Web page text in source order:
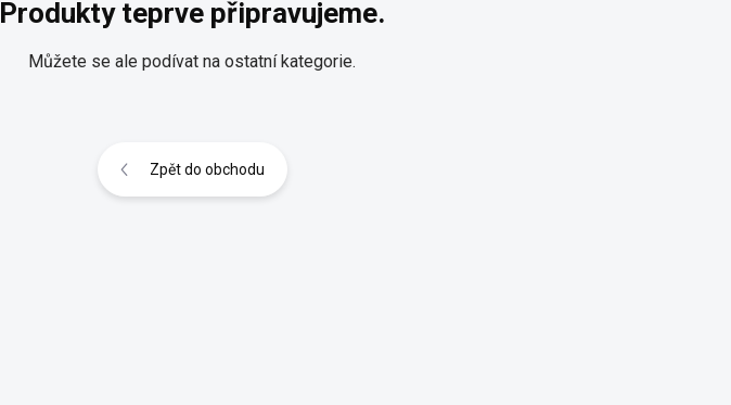
Produkty teprve připravujeme.
Můžete se ale podívat na ostatní kategorie.
Zpět do obchodu